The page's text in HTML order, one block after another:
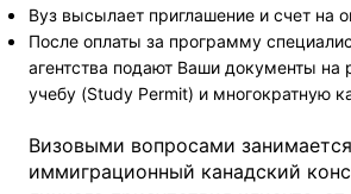
Вуз высылает приглашение и счет на
После оплаты за программу
агентства подают Ваши документы на
учебу (Study Permit) и многократную
Визовыми вопросами занимается
иммиграционный канадский